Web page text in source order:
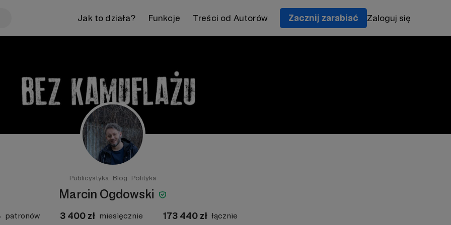
Jak to działa? Funkcje Treści od Autorów Zacznij zarabiać Zaloguj się
Publicystyka Blog Polityka
Marcin Ogdowski
patronów 3 400 zł miesięcznie 173 440 zł łącznie